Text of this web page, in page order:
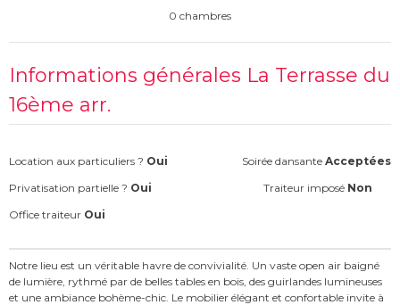
0 chambres
Informations générales La Terrasse du
16ème arr.
Location aux particuliers ? Oui Soirée dansante Acceptées
Privatisation partielle ? Oui Traiteur imposé Non
Office traiteur Oui
Notre lieu est un véritable havre de convivialité. Un vaste open air baigné
de lumière, rythmé par de belles tables en bois, des guirlandes lumineuses
et une ambiance bohème-chic. Le mobilier élégant et confortable invite à